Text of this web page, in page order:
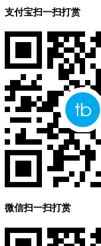
支付宝扫一扫打赏
微信扫一扫打赏